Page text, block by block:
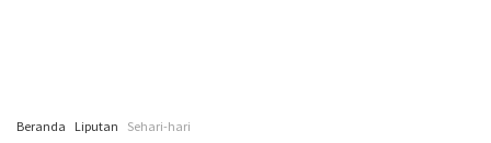
Beranda Liputan Sehari-hari